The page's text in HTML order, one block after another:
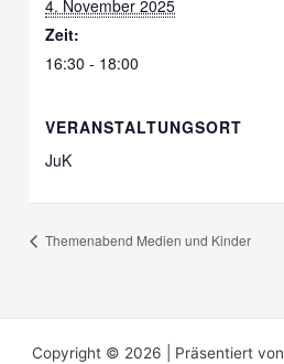
4. November 2025
Zeit:
16:30 - 18:00
VERANSTALTUNGSORT
JuK
Themenabend Medien und Kinder
Copyright © 2026 | Präsentiert von